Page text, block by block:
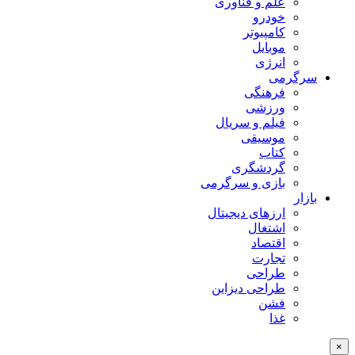
خودرو
کامپیوتر
موبایل
انرژی
سرگرمی
فرهنگی
ورزشی
فیلم و سریال
موسیقی
کتاب
گردشگری
بازی و سرگرمی
بازار
ارزهای دیجیتال
اشتغال
اقتصاد
تجارت
طراحی
طراحی دیزاین
فشن
غذا
×